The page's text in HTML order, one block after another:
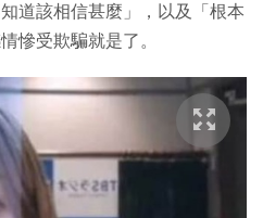
道該相信甚麼」，以及「根本
慘受欺騙就是了。